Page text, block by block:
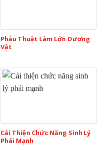
Phẫu Thuật Làm Lớn Dương
Vật
Cải Thiện Chức Năng Sinh Lý
Phái Mạnh